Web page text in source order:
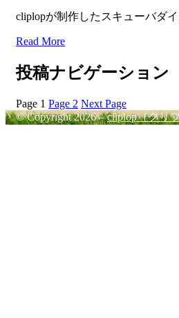
cliplopが制作したスキューバダ
Read More
投稿ナビゲーション
Page 1 Page 2 Next Page
© Copyright 2026 –cliplop（クリ